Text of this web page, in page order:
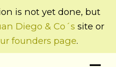
is not yet done, but
Diego & Co´s site or
founders page.